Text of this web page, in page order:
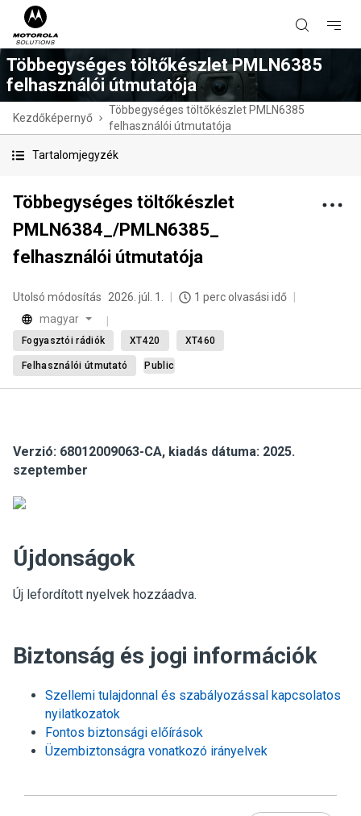
Többegységes töltőkészlet PMLN6385
felhasználói útmutatója
Kezdőképernyő
Többegységes töltőkészlet PMLN6385
felhasználói útmutatója
Tartalomjegyzék
Többegységes töltőkészlet
PMLN6384_/PMLN6385_
felhasználói útmutatója
Utolsó módosítás 2026. júl. 1.
1 perc olvasási idő
magyar
Fogyasztói rádiók XT420 XT460
Felhasználói útmutató Public
Verzió: 68012009063-CA, kiadás dátuma: 2025.
szeptember
Újdonságok
Új lefordított nyelvek hozzáadva.
Biztonság és jogi információk
Szellemi tulajdonnal és szabályozással kapcsolatos
nyilatkozatok
Fontos biztonsági előírások
Üzembiztonságra vonatkozó irányelvek